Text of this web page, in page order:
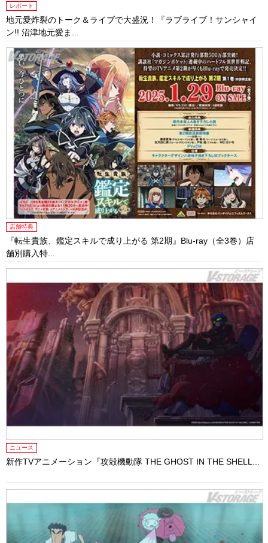
レポート
地元愛炸裂のトーク＆ライブで大盛況！『ラブライブ！サンシャイ
ン!! 沼津地元愛ま...
店舗特典
『転生貴族、鑑定スキルで成り上がる 第2期』Blu-ray（全3巻）店
舗別購入特...
ニュース
新作TVアニメーション『攻殻機動隊 THE GHOST IN THE SHELL...